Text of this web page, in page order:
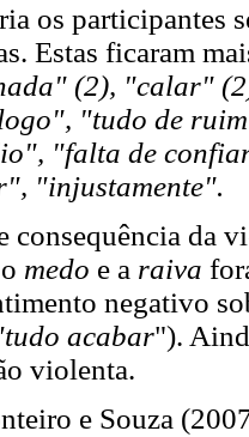
os participantes
Estas ficaram
(2), "calar"
"tudo de
"falta de
"injustamente".
consequência da
medo e a raiva
negativo
acabar").
violenta.
e Souza